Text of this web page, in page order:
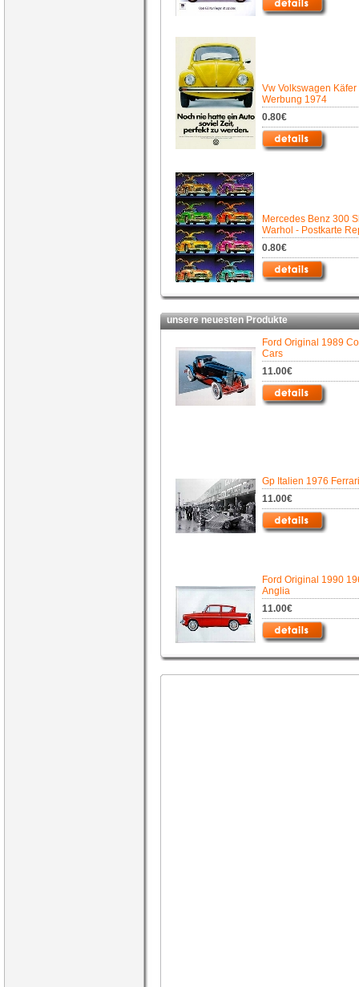
Vw Volkswagen Käfer
Werbung 1974
0.80€
Mercedes Benz 300
Warhol - Postkarte
0.80€
unsere neuesten Produkte
Ford Original 1989
Cars
11.00€
Gp Italien 1976
11.00€
Ford Original 1990
Anglia
11.00€